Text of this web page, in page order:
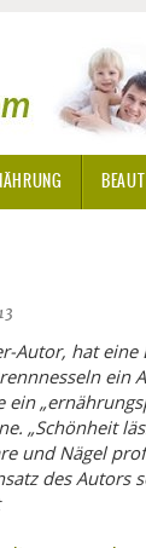
- HEILSTEINE
Autor, hat
ein
„Schönheit
und Nägel
des Autors